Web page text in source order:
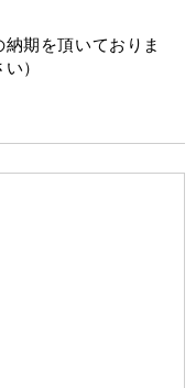
期を頂いておりま
）